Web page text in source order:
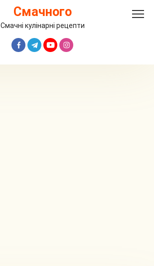
Смачного
Смачні кулінарні рецепти